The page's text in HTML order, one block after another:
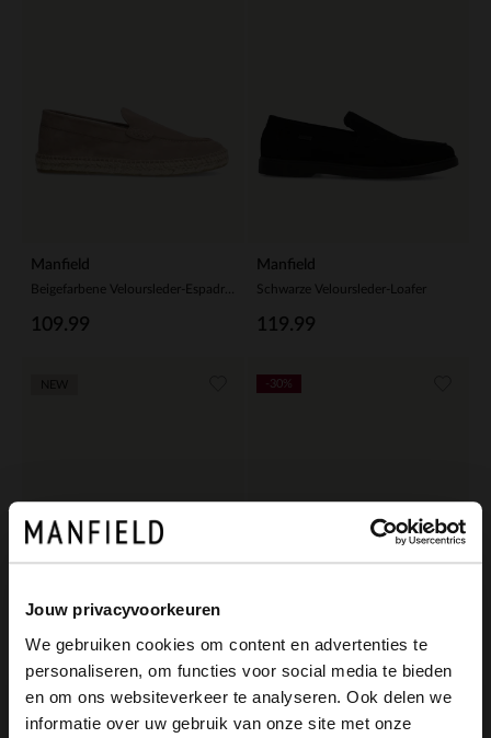
Jouw privacyvoorkeuren
We gebruiken cookies om content en advertenties te
personaliseren, om functies voor social media te bieden
en om ons websiteverkeer te analyseren. Ook delen we
informatie over uw gebruik van onze site met onze
Manfield
109.99
Manfield
Schwarze Veloursleder-Loafer
119.99
Manfield
Beigefarbene Veloursleder-Loafer
Manfield
-30%
×
View this website in English?